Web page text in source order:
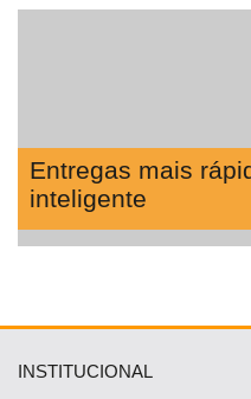
Entregas mais
inteligente
INSTITUCIONAL